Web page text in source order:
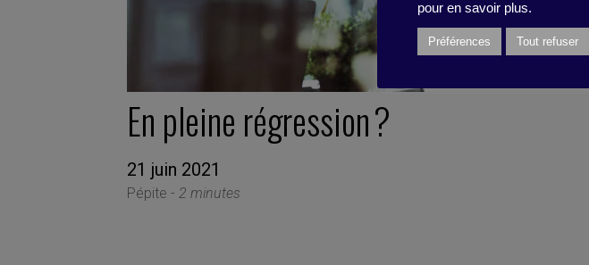
En pleine régression ?
21 juin 2021
Pépite - 2 minutes
pour en savoir plus.
Préférences Tout refuser